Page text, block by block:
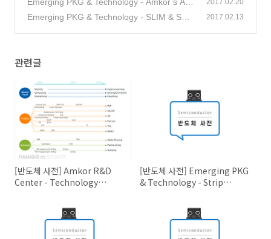
Emerging PKG & Technology - Amkor’s Adv
anced Wafer Product Positioning
(0)
2017.02.20
Emerging PKG & Technology - SLIM & SWI
2017.02.13
관련글
[반도체 사전] Amkor R&D
Center - Technology
[반도체 사전] Emerging PKG
& Technology - Strip